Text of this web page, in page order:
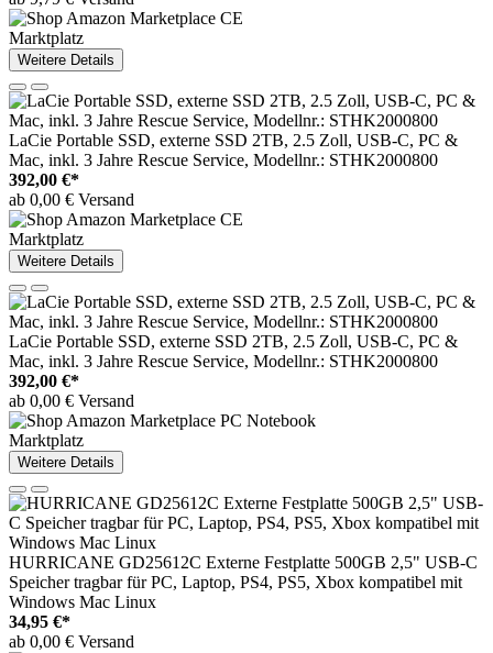
Marktplatz
Weitere Details
LaCie Portable SSD, externe SSD 2TB, 2.5 Zoll, USB-C, PC &
Mac, inkl. 3 Jahre Rescue Service, Modellnr.: STHK2000800
392,00 €*
ab 0,00 € Versand
Marktplatz
Weitere Details
LaCie Portable SSD, externe SSD 2TB, 2.5 Zoll, USB-C, PC &
Mac, inkl. 3 Jahre Rescue Service, Modellnr.: STHK2000800
392,00 €*
ab 0,00 € Versand
Marktplatz
Weitere Details
HURRICANE GD25612C Externe Festplatte 500GB 2,5" USB-C
Speicher tragbar für PC, Laptop, PS4, PS5, Xbox kompatibel mit
Windows Mac Linux
34,95 €*
ab 0,00 € Versand